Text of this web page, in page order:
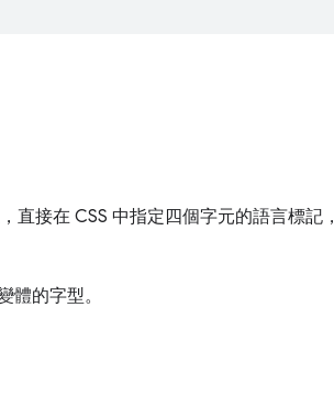
直接在 CSS 中指定四個字元的語言標記，
的字型。